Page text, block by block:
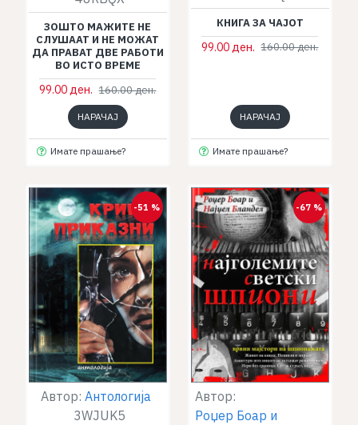
ЗОШТО МАЖИТЕ НЕ
СЛУШААТ И НЕ МОЖАТ
ДА ПРАВАТ ДВЕ РАБОТИ
ВО ИСТО ВРЕМЕ
99.00 ден. 160.00 ден.
НАРАЧАЈ
Имате прашање?
КНИГА ЗА ЧАЈОТ
99.00 ден. 160.00 ден.
НАРАЧАЈ
Имате прашање?
-51 %
Автор: Антологија
3WJUK5
-67 %
Автор:
Роџер Боар и